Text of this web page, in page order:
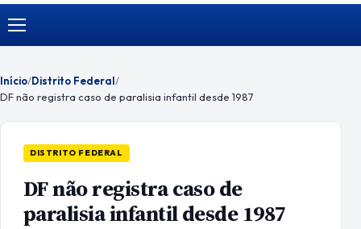
Menu
Início/Distrito Federal/
DF não registra caso de paralisia infantil desde 1987
DISTRITO FEDERAL
DF não registra caso de
paralisia infantil desde 1987